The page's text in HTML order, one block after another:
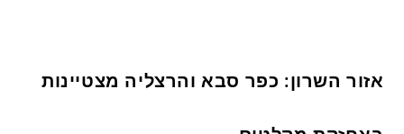
אזור השרון: כפר סבא והרצליה מצטיינות